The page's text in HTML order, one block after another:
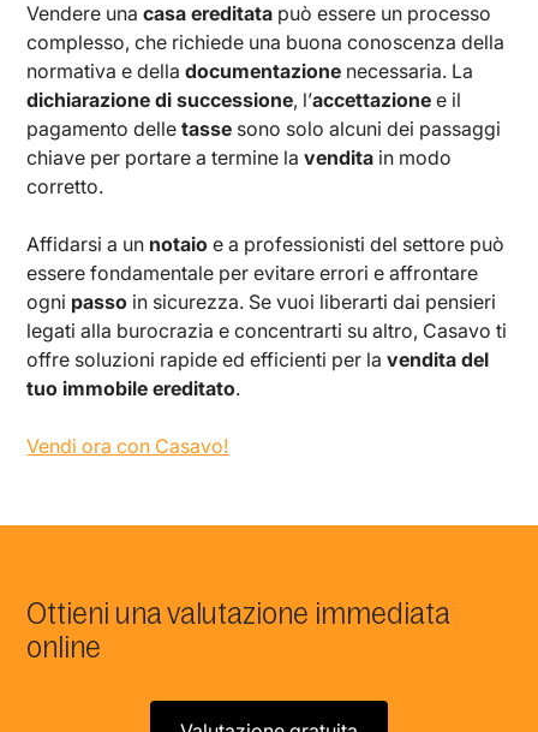
Vendere unacasa ereditata può essere un processo
complesso, che richiede una buona conoscenza della
normativa e delladocumentazione necessaria. La
dichiarazione di successione, l’accettazione e il
pagamento delletasse sono solo alcuni dei passaggi
chiave per portare a termine lavendita in modo
corretto.
Affidarsi a un notaio e a professionisti del settore può
essere fondamentale per evitare errori e affrontare
ogni passo in sicurezza. Se vuoi liberarti dai pensieri
legati alla burocrazia e concentrarti su altro, Casavo ti
offre soluzioni rapide ed efficienti per lavendita del
tuo immobile ereditato.
Vendi ora con Casavo!
Ottieni una valutazione immediata
online